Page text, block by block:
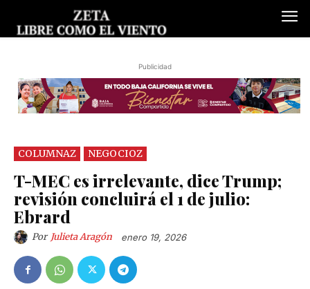
Publicidad
COLUMNAZ NEGOCIOZ
T-MEC es irrelevante, dice Trump;
revisión concluirá el 1 de julio:
Ebrard
Por Julieta Aragón enero 19, 2026